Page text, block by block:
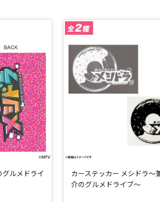
ルメドライ
カーステッカー メシドラ～
介のグルメドライブ～